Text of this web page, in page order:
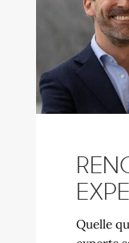
Quelle